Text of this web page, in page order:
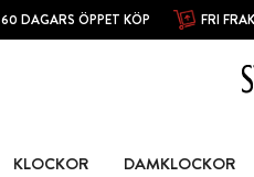
60 DAGARS ÖPPET KÖP FRI
KLOCKOR DAMKLOCKOR